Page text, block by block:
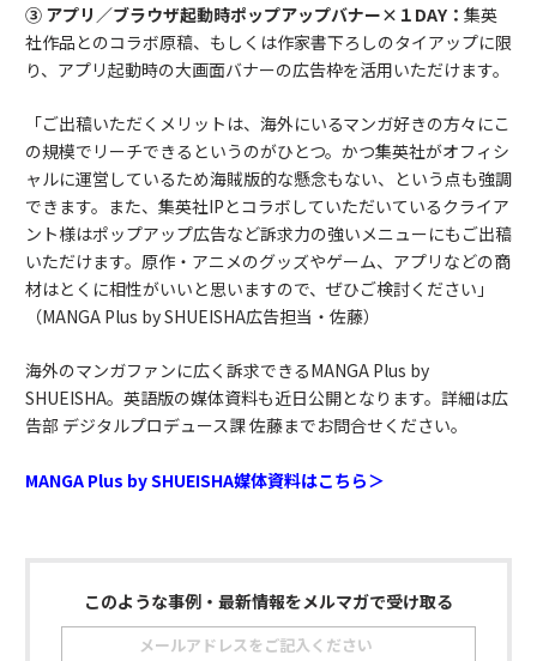
③ アプリ／ブラウザ起動時ポップアップバナー×１DAY： 集英
社作品とのコラボ原稿、もしくは作家書下ろしのタイアップに限
り、アプリ起動時の大画面バナーの広告枠を活用いただけます。
「ご出稿いただくメリットは、海外にいるマンガ好きの方々にこ
の規模でリーチできるというのがひとつ。かつ集英社がオフィシ
ャルに運営しているため海賊版的な懸念もない、という点も強調
できます。また、集英社IPとコラボしていただいているクライア
ント様はポップアップ広告など訴求力の強いメニューにもご出稿
いただけます。原作・アニメのグッズやゲーム、アプリなどの商
材はとくに相性がいいと思いますので、ぜひご検討ください」
（MANGA Plus by SHUEISHA広告担当・佐藤）
海外のマンガファンに広く訴求できるMANGA Plus by
SHUEISHA。英語版の媒体資料も近日公開となります。詳細は広
告部 デジタルプロデュース課 佐藤までお問合せください。
MANGA Plus by SHUEISHA媒体資料はこちら＞
このような事例・最新情報をメルマガで受け取る